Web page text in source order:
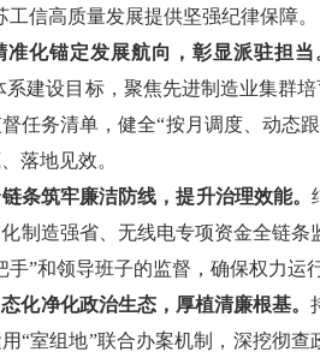
工信高质量发展提供坚强纪律保障。
准化锚定发展航向，彰显派驻担当
系建设目标，聚焦先进制造业集群
任务清单，健全“按月调度、动态
落地见效。
条筑牢廉洁防线，提升治理效能。
制造强省、无线电专项资金全链
手”和领导班子的监督，确保权力运
化净化政治生态，厚植清廉根基。
“室组地”联合办案机制，深挖彻